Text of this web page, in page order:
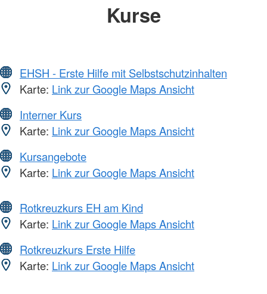
Kurse
EHSH - Erste Hilfe mit Selbstschutzinhalten
Karte: Link zur Google Maps Ansicht
Interner Kurs
Karte: Link zur Google Maps Ansicht
Kursangebote
Karte: Link zur Google Maps Ansicht
Rotkreuzkurs EH am Kind
Karte: Link zur Google Maps Ansicht
Rotkreuzkurs Erste Hilfe
Karte: Link zur Google Maps Ansicht